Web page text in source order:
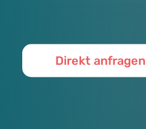
Direkt anfragen